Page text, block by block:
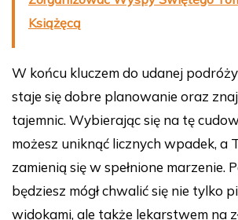
Książęcą
W końcu kluczem do udanej
staje się dobre planowanie oraz
tajemnic. Wybierając się na tę
możesz uniknąć licznych wpadek, a
zamienią się w spełnione marzenie.
będziesz mógł chwalić się nie tylko
widokami, ale także lekarstwem na